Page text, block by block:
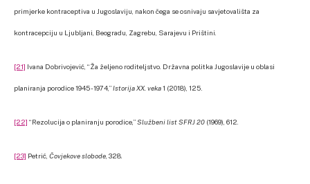
primjerke kontraceptiva u Jugoslaviju, nakon čega se osnivaju savjetovališta za
kontracepciju u Ljubljani, Beogradu, Zagrebu, Sarajevu i Prištini.
[21] Ivana Dobrivojević, “Ža željeno roditeljstvo. Državna politka Jugoslavije u oblasi
planiranja porodice 1945-1974,”Istorija XX. veka1 (2018), 125.
[22] “Rezolucija o planiranju porodice,”Službeni list SFRJ 20 (1969), 612.
[23] Petrić, Čovjekove slobode , 328.